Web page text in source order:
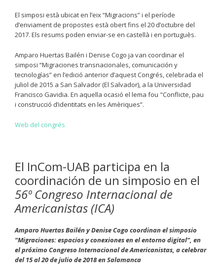
El simposi està ubicat en l’eix “Migracions” i el període
d’enviament de propostes està obert fins el 20 d’octubre del
2017. Els resums poden enviar-se en castellà i en portuguès.
Amparo Huertas Bailén i Denise Cogo ja van coordinar el
simposi “Migraciones transnacionales, comunicación y
tecnologías” en l’edició anterior d’aquest Congrés, celebrada el
juliol de 2015 a San Salvador (El Salvador), a la Universidad
Francisco Gavidia. En aquella ocasió el lema fou "Conflicte, pau
i construcció d’identitats en les Amèriques”.
Web del congrés
El InCom-UAB participa en la
coordinación de un simposio en el
56º Congreso Internacional de
Americanistas (ICA)
Amparo Huertas Bailén y Denise Cogo coordinan el simposio
“Migraciones: espacios y conexiones en el entorno digital”, en
el próximo Congreso Internacional de Americanistas, a celebrar
del 15 al 20 de julio de 2018 en Salamanca